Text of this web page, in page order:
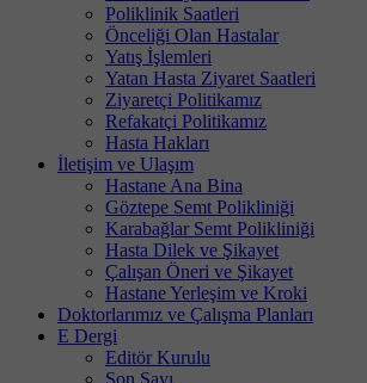
Poliklinik Saatleri
Önceliği Olan Hastalar
Yatış İşlemleri
Yatan Hasta Ziyaret Saatleri
Ziyaretçi Politikamız
Refakatçi Politikamız
Hasta Hakları
İletişim ve Ulaşım
Hastane Ana Bina
Göztepe Semt Polikliniği
Karabağlar Semt Polikliniği
Hasta Dilek ve Şikayet
Çalışan Öneri ve Şikayet
Hastane Yerleşim ve Kroki
Doktorlarımız ve Çalışma Planları
E Dergi
Editör Kurulu
Son Sayı